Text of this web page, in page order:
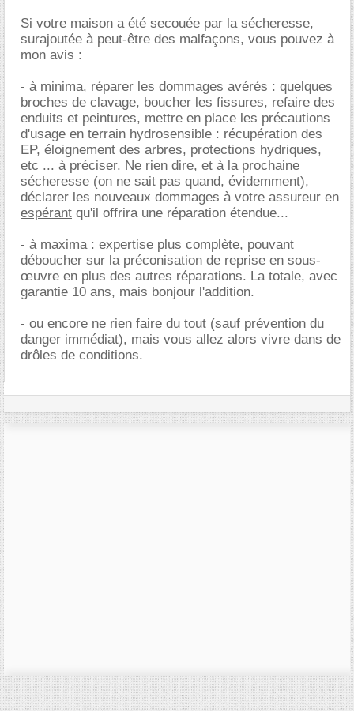
Si votre maison a été secouée par la sécheresse,
surajoutée à peut-être des malfaçons, vous pouvez à
mon avis :
- à minima, réparer les dommages avérés : quelques
broches de clavage, boucher les fissures, refaire des
enduits et peintures, mettre en place les précautions
d'usage en terrain hydrosensible : récupération des
EP, éloignement des arbres, protections hydriques,
etc ... à préciser. Ne rien dire, et à la prochaine
sécheresse (on ne sait pas quand, évidemment),
déclarer les nouveaux dommages à votre assureur en
espérant qu'il offrira une réparation étendue...
- à maxima : expertise plus complète, pouvant
déboucher sur la préconisation de reprise en sous-
œuvre en plus des autres réparations. La totale, avec
garantie 10 ans, mais bonjour l'addition.
- ou encore ne rien faire du tout (sauf prévention du
danger immédiat), mais vous allez alors vivre dans de
drôles de conditions.